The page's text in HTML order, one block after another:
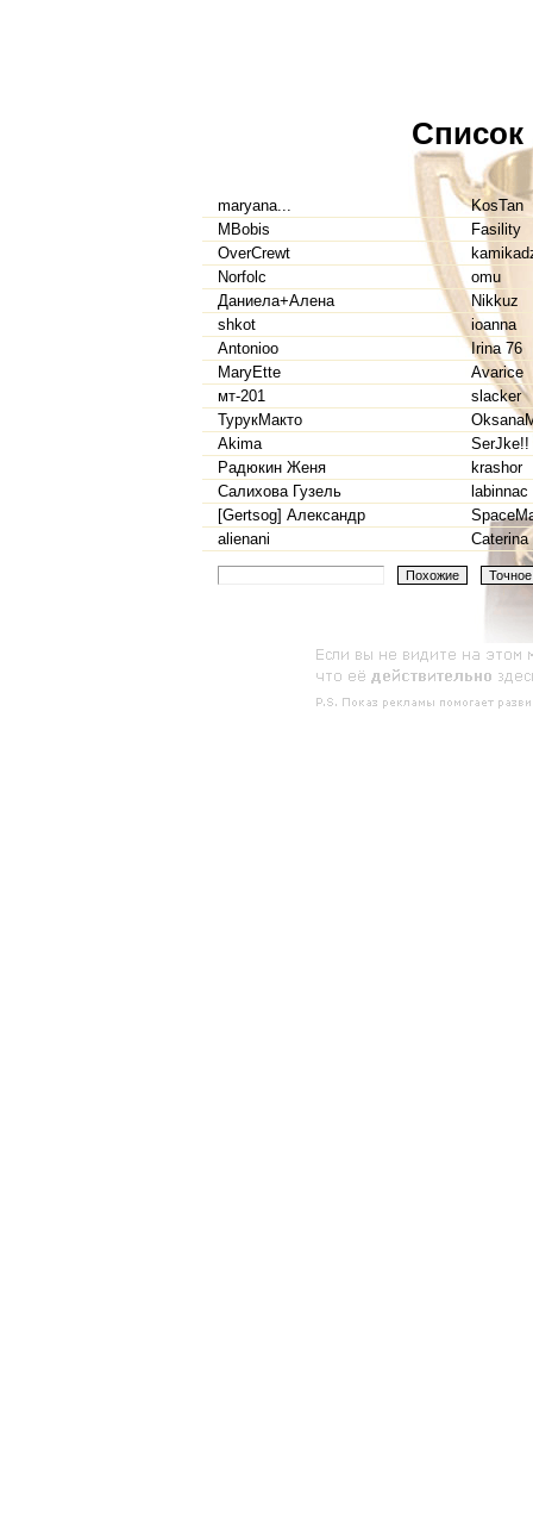
Список
maryana...
KosTan
MBobis
Fasility
OverCrewt
Norfolc
omu
Даниела+Алена
Nikkuz
shkot
ioanna
Antonioo
Irina 76
MaryEtte
Avarice
мт-201
slacker
ТурукМакто
Akima
SerJke!!
Радюкин Женя
krashor
Салихова Гузель
labinnac
[Gertsog] Александр
alienani
Caterina